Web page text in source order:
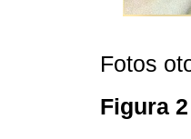
Fotos
Figura 2